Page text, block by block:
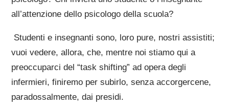
all’attenzione dello psicologo della scuola?
Studenti e insegnanti sono, loro pure, nostri assistiti;
vuoi vedere, allora, che, mentre noi stiamo qui a
preoccuparci del “task shifting” ad opera degli
infermieri, finiremo per subirlo, senza accorgercene,
paradossalmente, dai presidi.